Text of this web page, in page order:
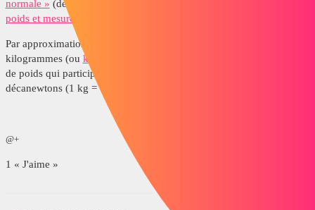
normale » (définie en 1901 lors de la 3e
poids et mesures
Par approximation, on arrondit fréquemment un poids exprimé en
kilogrammes (ou kilogramme-force
de poids qui participe à cette confusion) au poids exprimé en
décanewtons (1 kg = 1 daN = 10 N).
@+
1 « J'aime »